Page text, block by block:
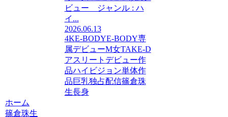
ビュー ジャンル : ハ
イ...
2026.06.13
4KE-BODYE-BODY専
属デビューM女TAKE-D
アスリート デビュー作
品ハイビジョン単体作
品巨乳独占配信篠倉珠
生長身
ホーム
篠倉珠生